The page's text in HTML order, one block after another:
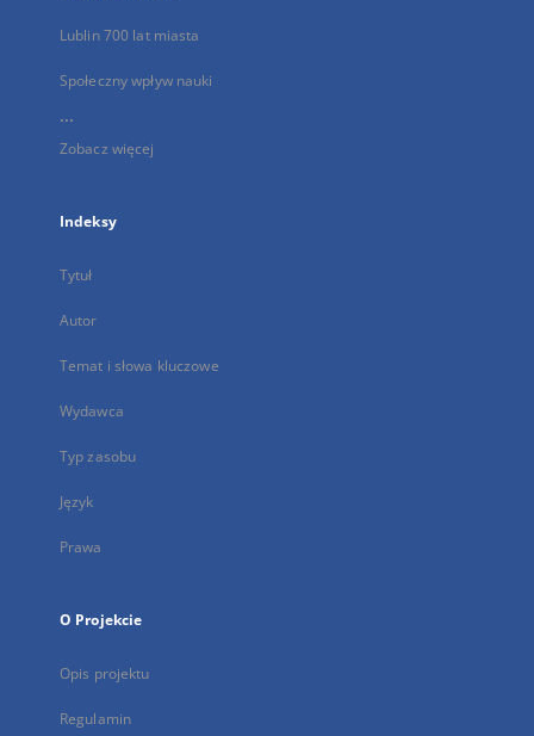
Lublin 700 lat miasta
Społeczny wpływ nauki
...
Zobacz więcej
Indeksy
Tytuł
Autor
Temat i słowa kluczowe
Wydawca
Typ zasobu
Język
Prawa
O Projekcie
Opis projektu
Regulamin